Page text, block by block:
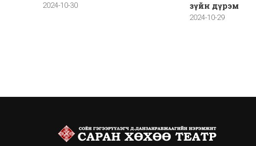
2024-10-30
зүйн дүрэм
2024-10-29